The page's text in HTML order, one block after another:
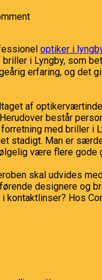
optiker i
i Lyngby, som
erfaring, og det
af
består
med briller i
stadigt. Man er
være flere gode
skal udvides
designere og
kontaktlinser? Hos